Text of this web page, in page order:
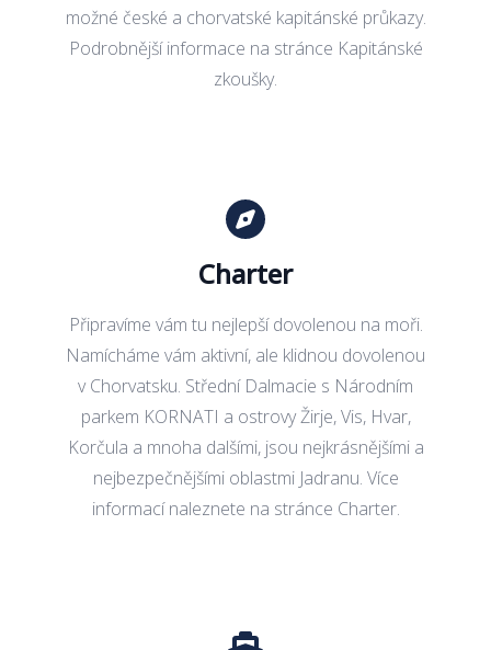
možné české a chorvatské kapitánské průkazy.
Podrobnější informace na stránce Kapitánské
zkoušky.
Charter
Připravíme vám tu nejlepší dovolenou na moři.
Namícháme vám aktivní, ale klidnou dovolenou
v Chorvatsku. Střední Dalmacie s Národním
parkem KORNATI a ostrovy Žirje, Vis, Hvar,
Korčula a mnoha dalšími, jsou nejkrásnějšími a
nejbezpečnějšími oblastmi Jadranu. Více
informací naleznete na stránce Charter.